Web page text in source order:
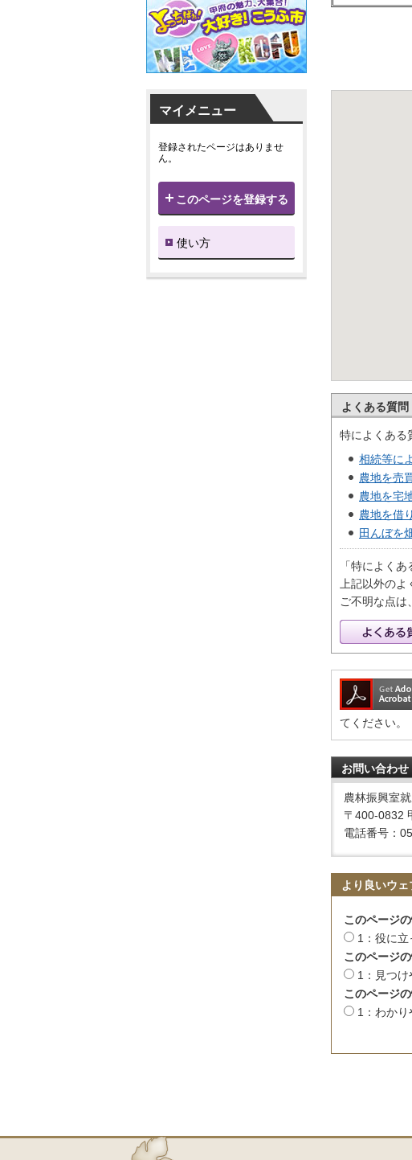
マイメニュー
登録されたページはありませ
ん。
このページを登録する
使い方
よくある質問
特によくある
相続等に
農地を売
農地を宅
農地を借
田んぼを
「特によく
上記以外のよ
ご不明な点は
てください。
お問い合わせ
農林振興室
〒400-0832
電話番号：
より良いウ
このページ
1：役に立
このページ
1：見つけ
このページ
1：わかり